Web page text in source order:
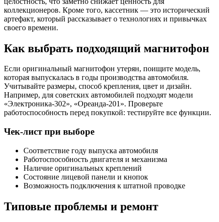
коллекционеров. Кроме того, кассетник — это исторический
артефакт, который рассказывает о технологиях и привычках
своего времени.
Как выбрать подходящий магнитофон
Если оригинальный магнитофон утерян, поищите модель,
которая выпускалась в годы производства автомобиля.
Учитывайте размеры, способ крепления, цвет и дизайн.
Например, для советских автомобилей подходят модели
«Электроника-302», «Ореанда-201». Проверьте
работоспособность перед покупкой: тестируйте все функции.
Чек-лист при выборе
Соответствие году выпуска автомобиля
Работоспособность двигателя и механизма
Наличие оригинальных креплений
Состояние лицевой панели и кнопок
Возможность подключения к штатной проводке
Типовые проблемы и ремонт